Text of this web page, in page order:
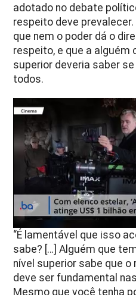
adotado no debate
respeito deve
que nem o poder dá o
respeito, e que a alguém
superior deveria saber
todos.
“É lamentável que isso
sabe? […] Alguém que
nível superior sabe que
deve ser fundamental
Mesmo que você tenha